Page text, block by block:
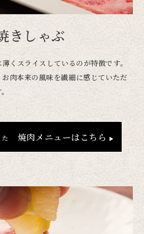
きしゃぶ
くスライスしているのが特徴です。
肉本来の風味を繊細に感じていただ
焼肉メニューはこちら ▶